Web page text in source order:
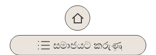
සමාජයට කරුණු